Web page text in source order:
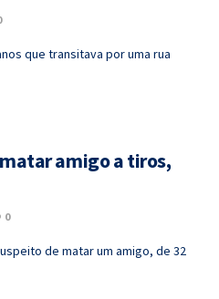
que transitava por uma rua
amigo a tiros,
0
de matar um amigo, de 32